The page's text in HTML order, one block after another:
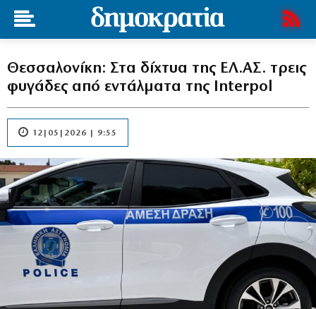
Θεσσαλονίκη: Στα δίχτυα της ΕΛ.ΑΣ. τρεις
φυγάδες από εντάλματα της Interpol
12|05|2026 | 9:55